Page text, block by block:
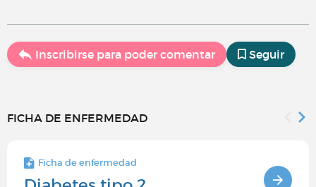
Inscribirse para poder comentar Seguir
FICHA DE ENFERMEDAD
Ficha de enfermedad